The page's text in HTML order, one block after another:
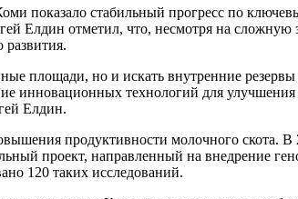
показало стабильный прогресс по
Елдин отметил, что, несмотря на
развития.
площади, но и искать внутренние
инновационных технологий для
Елдин.
продуктивности молочного скота.
проект, направленный на внедрение
120 таких исследований.